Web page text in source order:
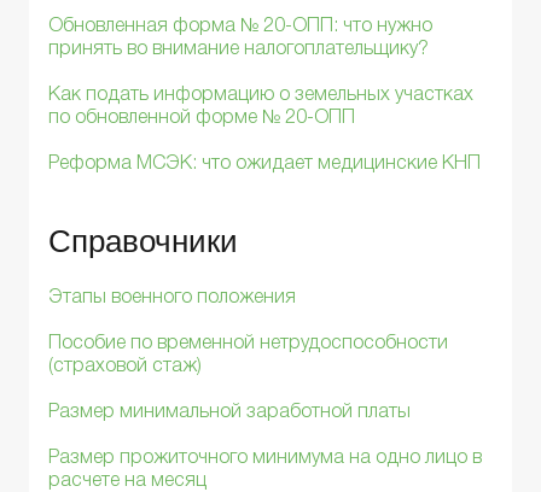
Обновленная форма № 20-ОПП: что нужно
принять во внимание налогоплательщику?
Как подать информацию о земельных участках
по обновленной форме № 20-ОПП
Реформа МСЭК: что ожидает медицинские КНП
Справочники
Этапы военного положения
Пособие по временной нетрудоспособности
(страховой стаж)
Размер минимальной заработной платы
Размер прожиточного минимума на одно лицо в
расчете на месяц